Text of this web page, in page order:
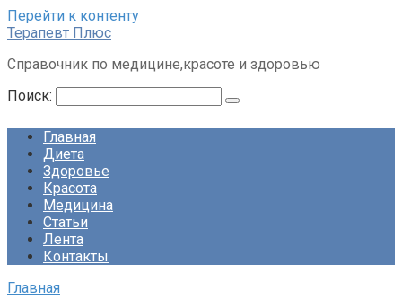
Перейти к контенту
Терапевт Плюс
Справочник по медицине,красоте и здоровью
Поиск:
Главная
Диета
Здоровье
Красота
Медицина
Статьи
Лента
Контакты
Главная